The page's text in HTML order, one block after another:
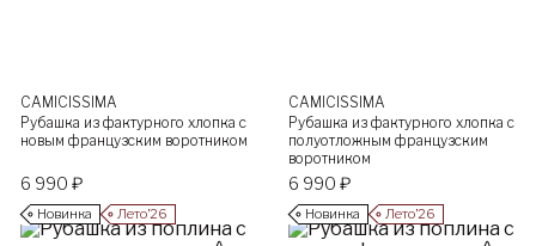
CAMICISSIMA
Рубашка из фактурного хлопка с
новым французским воротником
6 990 ₽
Новинка Лето’26
CAMICISSIMA
Рубашка из фактурного хлопка с
полуотложным французским
воротником
6 990 ₽
Новинка Лето’26